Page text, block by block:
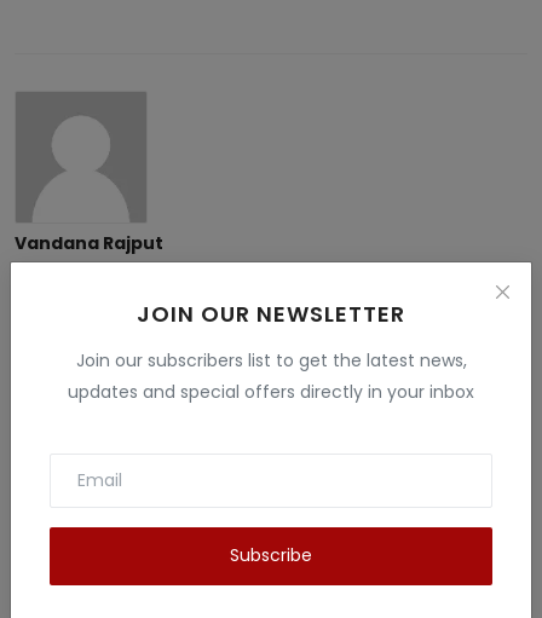
JOIN OUR NEWSLETTER
Join our subscribers list to get the latest news,
updates and special offers directly in your inbox
Subscribe
Vandana Rajput
B.Sc. , B.ed and M.Sc. I like to give information related to tech
, education , finance , Gaming and many fields . I have more
than 5 years experience in this field.
Related Posts